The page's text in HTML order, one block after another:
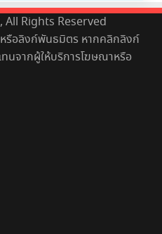
Rights Reserved
รือลิงก์พันธมิตร หากคลิกลิงก์
ทนจากผู้ให้บริการโฆษณาหรือ